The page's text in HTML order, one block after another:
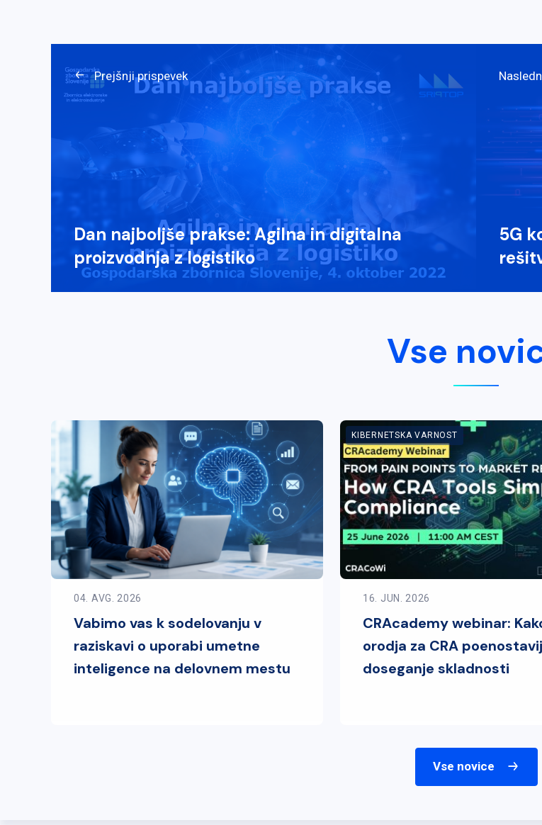
Prejšnji prispevek
Dan najboljše prakse: Agilna in digitalna
proizvodnja z logistiko
5G
Vse
04. AVG. 2026
Vabimo vas k sodelovanju v
raziskavi o uporabi umetne
inteligence na delovnem mestu
KIBERNETSKA VARNOST
16. JUN. 2026
CRAcademy webinar:
orodja za CRA
doseganje skladnosti
Vse novice